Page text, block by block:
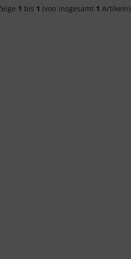
1 bis 1 (von insgesamt 1 Artikeln)